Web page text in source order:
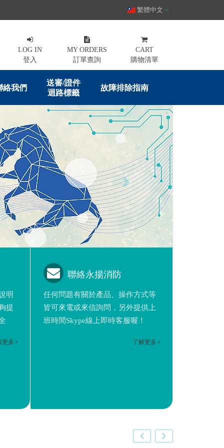
繁體中文
LOG IN
登入
MY ORDERS
訂單查詢
CART
購物清單
絡我們
送審/證件
迴路標籤
故障排除指南
Next
明
提
更多
聯絡永揚消防
任何問題有關於產品、操作方式等
皆可來電或來信詢問，另外提供上
班時間Skype線上即時客服喔！
了解更多